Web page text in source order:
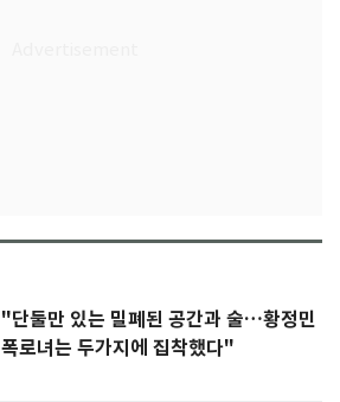
"단둘만 있는 밀폐된 공간과 술…황정민
폭로녀는 두가지에 집착했다"